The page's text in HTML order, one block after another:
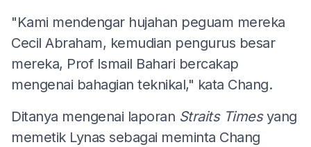
"Kami mendengar hujahan peguam mereka
Cecil Abraham, kemudian pengurus besar
mereka, Prof Ismail Bahari bercakap
mengenai bahagian teknikal," kata Chang.
Ditanya mengenai laporan Straits Timesyang
memetik Lynas sebagai meminta Chang